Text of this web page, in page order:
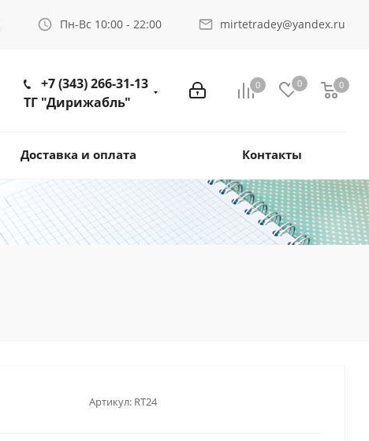
Пн-Вс 10:00 - 22:00 mirtetradey@yandex.ru
0 0 0
+7 (343) 266-31-13
ТГ "Дирижабль"
Доставка и оплата Контакты
Артикул: RT24